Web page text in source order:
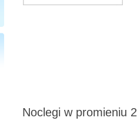
Noclegi w promieniu